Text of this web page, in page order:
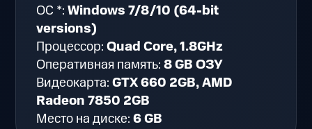
ОС *:Windows 7/8/10 (64-bit
versions)
Процессор:Quad Core, 1.8GHz
Оперативная память:8 GB ОЗУ
Видеокарта:GTX 660 2GB, AMD
Radeon 7850 2GB
Место на диске:6 GB